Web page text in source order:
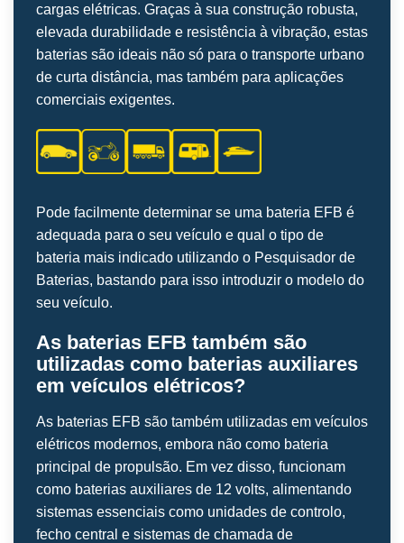
cargas elétricas. Graças à sua construção robusta,
elevada durabilidade e resistência à vibração, estas
baterias são ideais não só para o transporte urbano
de curta distância, mas também para aplicações
comerciais exigentes.
Pode facilmente determinar se uma bateria EFB é
adequada para o seu veículo e qual o tipo de
bateria mais indicado utilizando o Pesquisador de
Baterias, bastando para isso introduzir o modelo do
seu veículo.
As baterias EFB também são
utilizadas como baterias auxiliares
em veículos elétricos?
As baterias EFB são também utilizadas em veículos
elétricos modernos, embora não como bateria
principal de propulsão. Em vez disso, funcionam
como baterias auxiliares de 12 volts, alimentando
sistemas essenciais como unidades de controlo,
fecho central e sistemas de chamada de